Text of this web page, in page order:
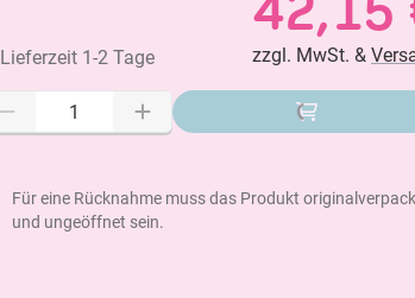
Lieferzeit 1-2 Tage zzgl. MwSt. &
Für eine Rücknahme muss das Produkt
und ungeöffnet sein.